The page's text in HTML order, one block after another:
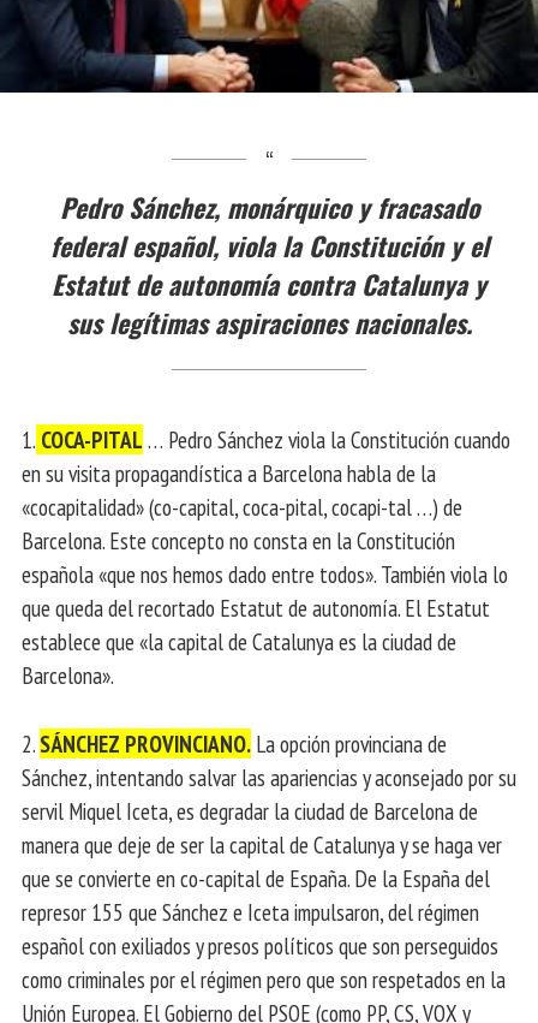
Pedro Sánchez, monárquico y fracasado
federal español, viola la Constitución y el
Estatut de autonomía contra Catalunya y
sus legítimas aspiraciones nacionales.
1. COCA-PITAL … Pedro Sánchez viola la Constitución cuando
en su visita propagandística a Barcelona habla de la
«cocapitalidad» (co-capital, coca-pital, cocapi-tal …) de
Barcelona. Este concepto no consta en la Constitución
española «que nos hemos dado entre todos». También viola lo
que queda del recortado Estatut de autonomía. El Estatut
establece que «la capital de Catalunya es la ciudad de
Barcelona».
2. SÁNCHEZ PROVINCIANO. La opción provinciana de
Sánchez, intentando salvar las apariencias y aconsejado por su
servil Miquel Iceta, es degradar la ciudad de Barcelona de
manera que deje de ser la capital de Catalunya y se haga ver
que se convierte en co-capital de España. De la España del
represor 155 que Sánchez e Iceta impulsaron, del régimen
español con exiliados y presos políticos que son perseguidos
como criminales por el régimen pero que son respetados en la
Unión Europea. El Gobierno del PSOE (como PP, CS, VOX y